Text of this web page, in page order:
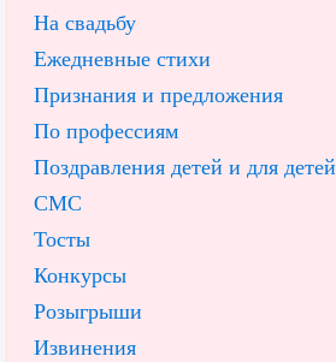
На свадьбу
Ежедневные стихи
Признания и предложения
По профессиям
Поздравления детей и для детей
СМС
Тосты
Конкурсы
Розыгрыши
Извинения